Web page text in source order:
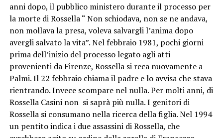
anni dopo, il pubblico ministero durante il processo per
la morte di Rossella “ Non schiodava, non se ne andava,
non mollava la presa, voleva salvargli l’anima dopo
avergli salvato la vita”. Nel febbraio 1981, pochi giorni
prima dell’inizio del processo legato agli atti
provenienti da Firenze, Rossella si reca nuovamente a
Palmi. Il 22 febbraio chiama il padre e lo avvisa che stava
rientrando. Invece scompare nel nulla. Per molti anni, di
Rossella Casini non si saprà più nulla. I genitori di
Rossella si consumano nella ricerca della figlia. Nel 1994
un pentito indica i due assassini di Rossella, che